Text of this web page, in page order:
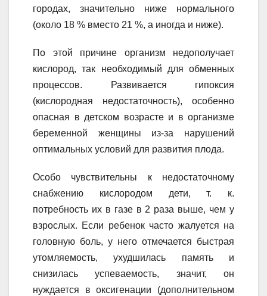
городах, значительно ниже нормального
(около 18 % вместо 21 %, а иногда и ниже).
По этой причине организм недополучает
кислород, так необходимый для обменных
процессов. Развивается гипоксия
(кислородная недостаточность), особенно
опасная в детском возрасте и в организме
беременной женщины из-за нарушений
оптимальных условий для развития плода.
Особо чувствительны к недостаточному
снабжению кислородом дети, т. к.
потребность их в газе в 2 раза выше, чем у
взрослых. Если ребенок часто жалуется на
головную боль, у него отмечается быстрая
утомляемость, ухудшилась память и
снизилась успеваемость, значит, он
нуждается в оксигенации (дополнительном